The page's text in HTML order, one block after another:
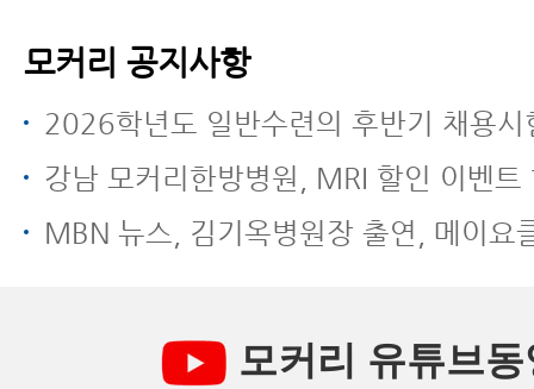
모커리 공지사항
2026학년도 일반수련의 후반기 채용
강남 모커리한방병원, MRI 할인 이벤트
MBN 뉴스, 김기옥병원장 출연, 메이요클리닉과 모커리한방병원 전방
모커리 유튜브